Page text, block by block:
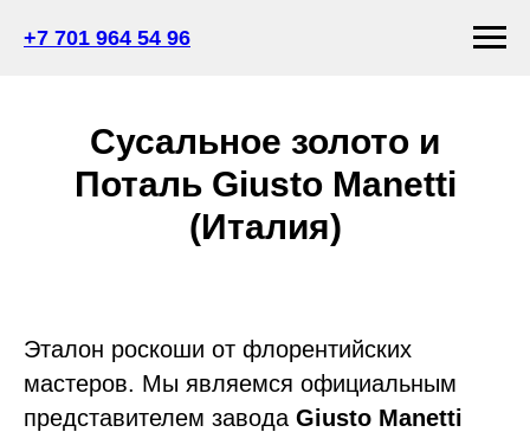
+7 701 964 54 96
Сусальное золото и
Поталь Giusto Manetti
(Италия)
Эталон роскоши от флорентийских
мастеров. Мы являемся официальным
представителем завода Giusto Manetti